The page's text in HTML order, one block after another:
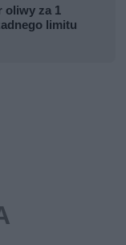
oliwy za 1
limitu